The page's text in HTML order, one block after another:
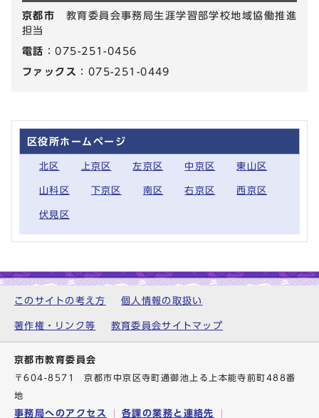
京都市 教育委員会事務局生涯学習部学校地域協働推進
担当
電話 ：075-251-0456
ファックス ：075-251-0449
区役所ホームページ
北区 上京区 左京区 中京区 東山区
山科区 下京区 南区 右京区 西京区
伏見区
このサイトの考え方 個人情報の取扱い
著作権・リンク等 教育委員会サイトマップ
京都市教育委員会
〒604-8571 京都市中京区寺町通御池上る上本能寺前町488番
地
事務局へのアクセス 各課の業務と連絡先